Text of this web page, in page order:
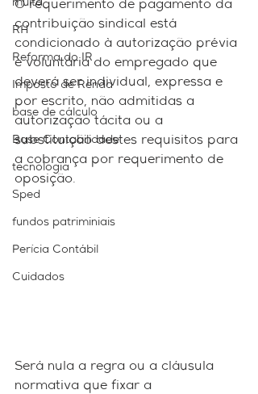
multa
RH
Reforma do IR
Imposto de Renda
base de cálculo
Base Contabilidade
tecnologia
Sped
fundos patriminiais
Perícia Contábil
Cuidados
O requerimento de pagamento da
contribuição sindical está
condicionado à autorização prévia
e voluntária do empregado que
deverá ser individual, expressa e
por escrito, não admitidas a
autorização tácita ou a
substituição destes requisitos para
a cobrança por requerimento de
oposição.
Será nula a regra ou a cláusula
normativa que fixar a